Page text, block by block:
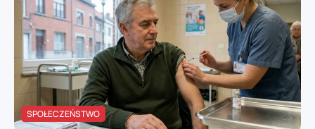
SPOŁECZEŃSTWO